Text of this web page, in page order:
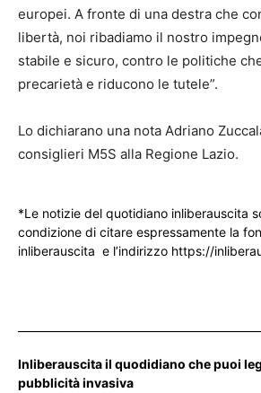
europei. A fronte di una destra che
libertà, noi ribadiamo il nostro
stabile e sicuro, contro le politiche
precarietà e riducono le tutele”.
Lo dichiarano una nota Adriano
consiglieri M5S alla Regione Lazio.
*Le notizie del quotidiano inliberauscita
condizione di citare espressamente la
inliberauscita e l’indirizzo https://
Inliberauscita il quodidiano che puoi
pubblicità invasiva